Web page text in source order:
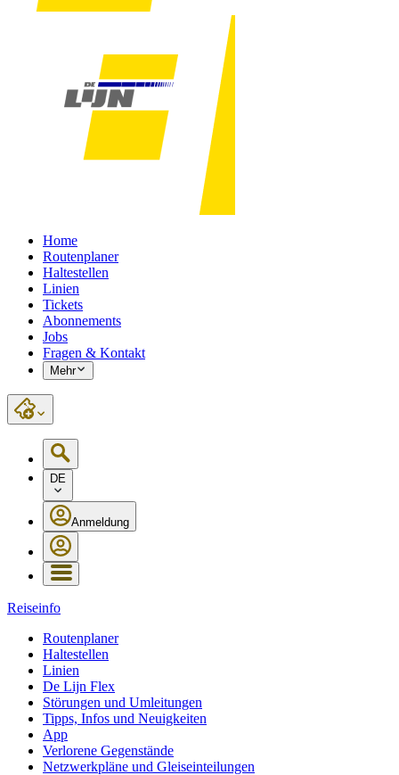
Home
Routenplaner
Haltestellen
Linien
Tickets
Abonnements
Jobs
Fragen & Kontakt
Mehr
DE
Anmeldung
Reiseinfo
Routenplaner
Haltestellen
Linien
De Lijn Flex
Störungen und Umleitungen
Tipps, Infos und Neuigkeiten
App
Verlorene Gegenstände
Netzwerkpläne und Gleiseinteilungen